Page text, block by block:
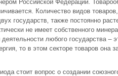
Российской Федерации.
Количество видов товаров,
государств, также постоянно
не имеет собственного
любого государства –
то в этом секторе товаров она
стоит вопрос о создании